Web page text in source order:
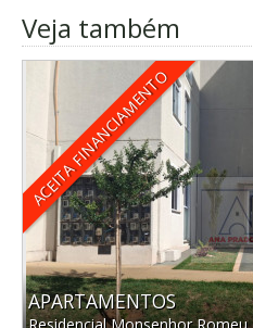
Veja também
ACEITA FINANCIAMENTO
APARTAMENTOS